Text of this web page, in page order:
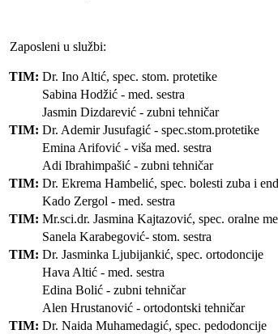
Zaposleni u službi:
TIM: Dr. Ino Altić, spec. stom. protetike
Sabina Hodžić - med. sestra
Jasmin Dizdarević - zubni tehničar
TIM: Dr. Ademir Jusufagić - spec.stom.protetike
Emina Arifović - viša med. sestra
Adi Ibrahimpašić - zubni tehničar
TIM: Dr. Ekrema Hambelić, spec. bolesti zuba i
Kado Zergol - med. sestra
TIM: Mr.sci.dr. Jasmina Kajtazović, spec. oralne
Sanela Karabegović- stom. sestra
TIM: Dr. Jasminka Ljubijankić, spec. ortodoncije
Hava Altić - med. sestra
Edina Bolić - zubni tehničar
Alen Hrustanović - ortodontski tehničar
TIM: Dr. Naida Muhamedagić, spec. pedodoncije